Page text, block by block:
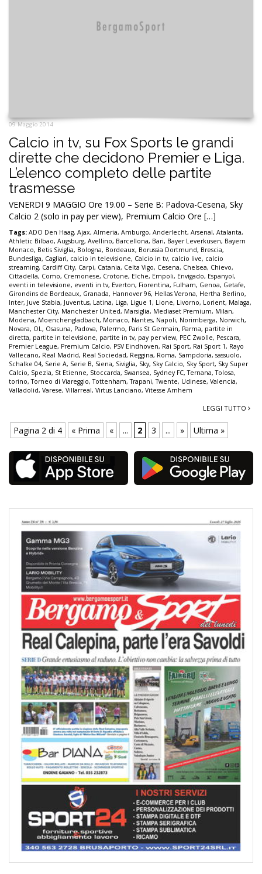
09 Maggio 2014
Calcio in tv, su Fox Sports le grandi
dirette che decidono Premier e Liga.
L’elenco completo delle partite
trasmesse
VENERDI 9 MAGGIO Ore 19.00 – Serie B: Padova-Cesena, Sky
Calcio 2 (solo in pay per view), Premium Calcio Ore […]
Tags: ADO Den Haag, Ajax, Almeria, Amburgo, Anderlecht, Arsenal, Atalanta,
Athletic Bilbao, Augsburg, Avellino, Barcellona, Bari, Bayer Leverkusen, Bayern
Monaco, Betis Siviglia, Bologna, Bordeaux, Borussia Dortmund, Brescia,
Bundesliga, Cagliari, calcio in televisione, Calcio in tv, calcio live, calcio
streaming, Cardiff City, Carpi, Catania, Celta Vigo, Cesena, Chelsea, Chievo,
Cittadella, Como, Cremonese, Crotone, Elche, Empoli, Envigado, Espanyol,
eventi in televisione, eventi in tv, Everton, Fiorentina, Fulham, Genoa, Getafe,
Girondins de Bordeaux, Granada, Hannover 96, Hellas Verona, Hertha Berlino,
Inter, Juve Stabia, Juventus, Latina, Liga, Ligue 1, Lione, Livorno, Lorient, Malaga,
Manchester City, Manchester United, Marsiglia, Mediaset Premium, Milan,
Modena, Moenchengladbach, Monaco, Nantes, Napoli, Norimberga, Norwich,
Novara, OL , Osasuna, Padova, Palermo, Paris St Germain, Parma, partite in
diretta, partite in televisione, partite in tv, pay per view, PEC Zwolle, Pescara,
Premier League, Premium Calcio, PSV Eindhoven, Rai Sport, Rai Sport 1, Rayo
Vallecano, Real Madrid, Real Sociedad, Reggina, Roma, Sampdoria, sassuolo,
Schalke 04, Serie A, Serie B, Siena, Siviglia, Sky, Sky Calcio, Sky Sport, Sky Super
Calcio, Spezia, St Etienne, Stoccarda, Swansea, Sydney FC,Ternana,Tolosa,
torino,Torneo di Viareggio,Tottenham,Trapani,Twente, Udinese, Valencia,
Valladolid, Varese, Villarreal, Virtus Lanciano, Vitesse Arnhem
LEGGI TUTTO
Pagina 2 di 4 « Prima « ... 2 3 ... » Ultima »